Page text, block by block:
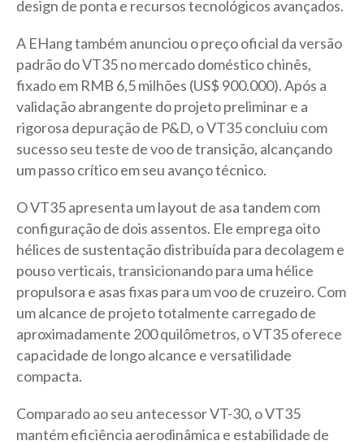
design de ponta e recursos tecnológicos avançados.
A EHang também anunciou o preço oficial da versão
padrão do VT35 no mercado doméstico chinês,
fixado em RMB 6,5 milhões (US$ 900.000). Após a
validação abrangente do projeto preliminar e a
rigorosa depuração de P&D, o VT35 concluiu com
sucesso seu teste de voo de transição, alcançando
um passo crítico em seu avanço técnico.
O VT35 apresenta um layout de asa tandem com
configuração de dois assentos. Ele emprega oito
hélices de sustentação distribuída para decolagem e
pouso verticais, transicionando para uma hélice
propulsora e asas fixas para um voo de cruzeiro. Com
um alcance de projeto totalmente carregado de
aproximadamente 200 quilômetros, o VT35 oferece
capacidade de longo alcance e versatilidade
compacta.
Comparado ao seu antecessor VT-30, o VT35
mantém eficiência aerodinâmica e estabilidade de